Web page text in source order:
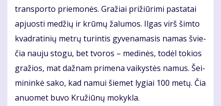
trans­por­to prie­mo­nės. Gra­žiai pri­žiū­ri­mi pa­sta­tai
ap­juos­ti me­džių ir krū­mų ža­lu­mos. Il­gas virš šim­to
kvad­ra­ti­nių met­rų tu­rin­tis gy­ve­na­ma­sis na­mas švie­
čia nau­ju sto­gu, bet tvo­ros – me­di­nės, to­dėl to­kios
gra­žios, mat daž­nam pri­me­na vai­kys­tės na­mus. Šei­
mi­nin­kė sa­ko, kad na­mui šie­met ly­giai 100 me­tų. Čia
anuo­met bu­vo Kru­žiū­nų mo­kyk­la.